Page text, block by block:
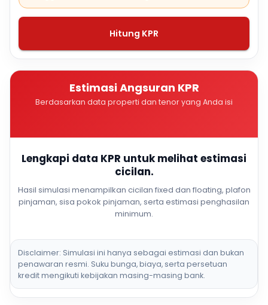
Hitung KPR
Estimasi Angsuran KPR
Berdasarkan data properti dan tenor yang Anda isi
Lengkapi data KPR untuk melihat estimasi
cicilan.
Hasil simulasi menampilkan cicilan fixed dan floating, plafon
pinjaman, sisa pokok pinjaman, serta estimasi penghasilan
minimum.
Disclaimer: Simulasi ini hanya sebagai estimasi dan bukan
penawaran resmi. Suku bunga, biaya, serta persetuan
kredit mengikuti kebijakan masing-masing bank.